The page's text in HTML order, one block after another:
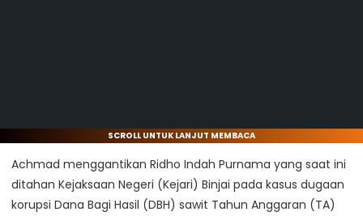
SCROLL UNTUK LANJUT MEMBACA
Achmad menggantikan Ridho Indah Purnama yang saat ini
ditahan Kejaksaan Negeri (Kejari) Binjai pada kasus dugaan
korupsi Dana Bagi Hasil (DBH) sawit Tahun Anggaran (TA)